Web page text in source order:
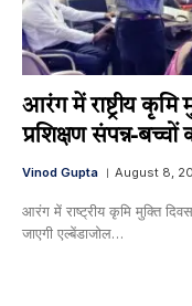
आरंग में राष्ट्रीय कृमि
प्रशिक्षण संपन्न-
Vinod Gupta August 8,
आरंग में राष्ट्रीय कृमि मुक्ति
जाएगी एल्बेंडाजोल…